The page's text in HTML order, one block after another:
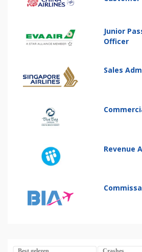
Junior
Officer
Sales
Revenue